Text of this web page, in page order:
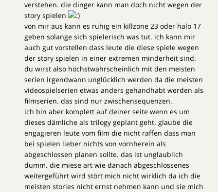
verstehen. die dinger kann man doch nicht wegen der
story spielen
von mir aus kann es ruhig ein killzone 23 oder halo 17
geben solange sich spielerisch was tut. ich kann mir
auch gut vorstellen dass leute die diese spiele wegen
der story spielen in einer extremen minderheit sind.
du wirst also höchstwahrscheinlich mit den meisten
serien irgendwann unglücklich werden da die meisten
videospielserien etwas anders gehandhabt werden als
filmserien. das sind nur zwischensequenzen.
ich bin aber komplett auf deiner seite wenn es um
dieses dämliche als trilogy geplant geht. glaube die
engagieren leute vom film die nicht raffen dass man
bei spielen lieber nichts von vornherein als
abgeschlossen planen sollte. das ist unglaublich
dumm. die miese art wie danach abgeschlossenes
weitergeführt wird stört mich nicht wirklich da ich die
meisten stories nicht ernst nehmen kann und sie mich